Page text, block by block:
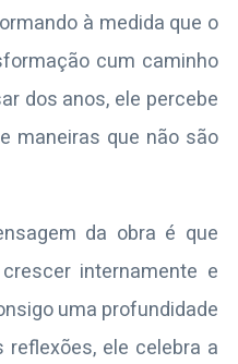
à medida que o
cum caminho
dos anos, ele percebe
maneiras que não são
da obra é que
internamente e
uma profundidade
ele celebra a